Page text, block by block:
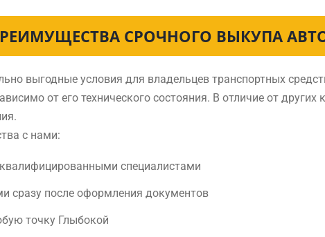
СРОЧНОГО ВЫКУПА
выгодные условия для владельцев транспортных
от его технического состояния. В отличие от
с нами:
специалистами
сразу после оформления документов
точку Глыбокой